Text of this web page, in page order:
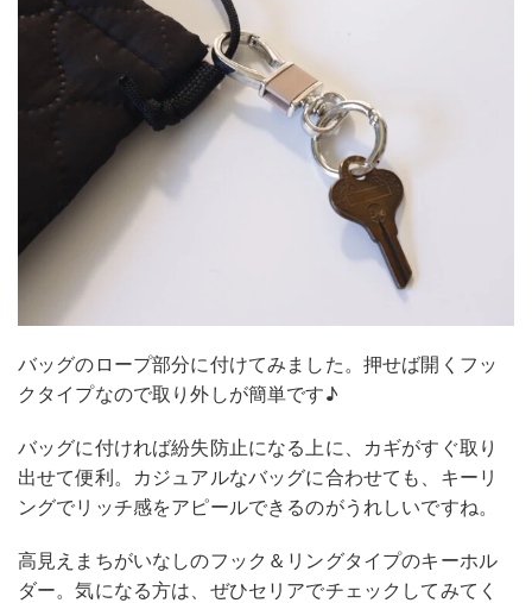
バッグのロープ部分に付けてみました。押せば開くフッ
クタイプなので取り外しが簡単です♪
バッグに付ければ紛失防止になる上に、カギがすぐ取り
出せて便利。カジュアルなバッグに合わせても、キーリ
ングでリッチ感をアピールできるのがうれしいですね。
高見えまちがいなしのフック＆リングタイプのキーホル
ダー。気になる方は、ぜひセリアでチェックしてみてく